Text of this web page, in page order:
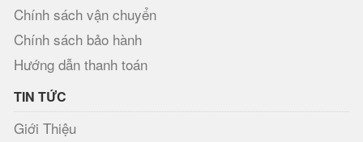
Chính sách vận chuyển
Chính sách bảo hành
Hướng dẫn thanh toán
TIN TỨC
Giới Thiệu